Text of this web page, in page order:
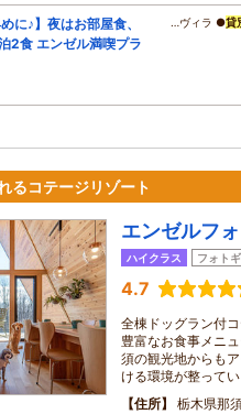
に♪】夜はお部屋食、
2食 エンゼル満喫プラ
…ヴィラ ●貸
るコテージリゾート
エンゼルフ
ハイクラス フォト
4.7
全棟ドッグラン付
豊富なお食事メニ
須の観光地からも
ける環境が整ってい
住所
栃木県那